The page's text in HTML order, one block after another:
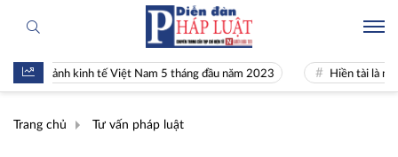
cảnh kinh tế Việt Nam 5 tháng đầu năm 2023 Hiền tài là nguyên khí
Trang chủ Tư vấn pháp luật